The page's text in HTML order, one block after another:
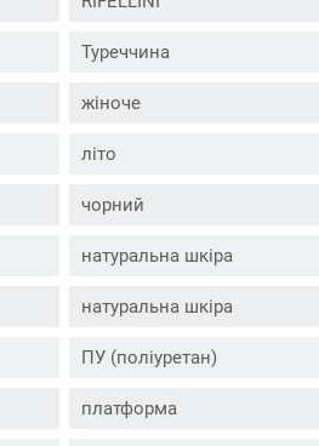
Туреччина
жіноче
літо
чорний
натуральна шкіра
натуральна шкіра
ПУ (поліуретан)
платформа